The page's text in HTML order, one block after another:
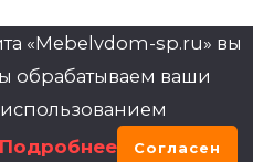
«Mebelvdom-sp.ru» вы
обрабатываем ваши
Подробнее Согласен